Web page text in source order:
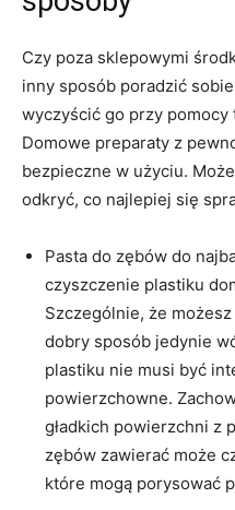
Czy poza sklepowymi
inny sposób poradzić
wyczyścić go przy pomocy
Domowe preparaty z
bezpieczne w użyciu.
odkryć, co najlepiej się
Pasta do zębów do
czyszczenie plastiku
Szczególnie, że
dobry sposób jedynie
plastiku nie musi być
powierzchowne.
gładkich powierzchni z
zębów zawierać może
które mogą porysować